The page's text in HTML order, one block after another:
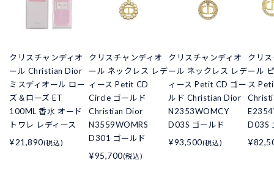
クリスチャンディオ
ール Christian Dior
ミスディオール ロー
ズ＆ローズ ET
100ML 香水 オード
トワレ レディース
¥21,890(税込)
クリスチャンディオ
ール ネックレス レデ
ィース Petit CD
Circle ゴールド
Christian Dior
N3559WOMRS
D301 ゴールド
¥95,700(税込)
クリスチャンディオ
ール ネックレス レデ
ィース Petit CD ゴー
ルド Christian Dior
N2353WOMCY
D03S ゴールド
¥93,500(税込)
クリ
ール
ス
D03S